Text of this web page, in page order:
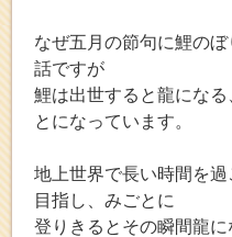
なぜ五月の節句に鯉の
話ですが
鯉は出世すると龍にな
とになっています。
地上世界で長い時間を
目指し、みごとに
登りきるとその瞬間龍に